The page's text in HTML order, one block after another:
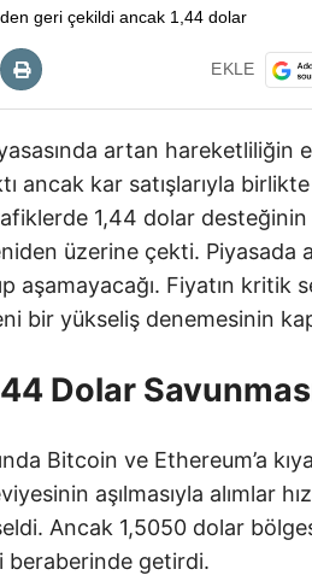
EKLE
artan hareketliliğin
ancak kar satışlarıyla
1,44 dolar
üzerine çekti. Piyasada
aşamayacağı. Fiyatın kritik
bir yükseliş denemesinin
Dolar
Bitcoin ve Ethereum’a
aşılmasıyla alımlar
Ancak 1,5050 dolar
beraberinde getirdi.